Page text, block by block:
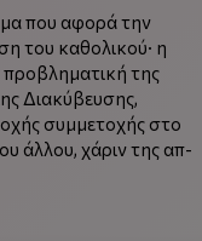
που αφορά την
του καθολικού· η
της
Διακύβευσης,
συμμετοχής στο
άλλου, χάριν της απ-